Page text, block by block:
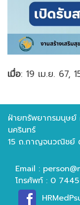
เมื่อ: 19 เม.ย. 67,
ฝ่ายทรัพยากรมนุษ
นครินทร์
15 ถ.กาญจนวณิชย์
Email :
โทรศัพท์ : 0 7445